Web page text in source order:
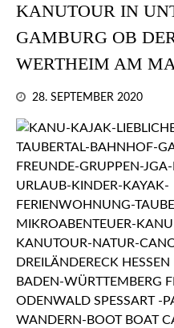
KANUTOUR IN
GAMBURG OB
WERTHEIM AM
28. SEPTEMBER 2020